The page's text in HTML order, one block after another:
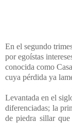
En el segundo
por egoístas
conocida como
cuya pérdida ya
Levantada en el
diferenciadas; la
de piedra sillar